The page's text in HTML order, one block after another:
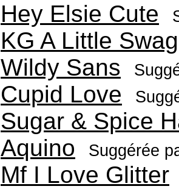
Hey Elsie Cute
KG A Little Swag
Wildy Sans
Cupid Love
Sugar & Spice
Aquino
Suggérée
Mf I Love Glitter